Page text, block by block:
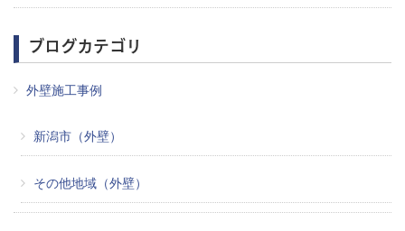
ブログカテゴリ
外壁施工事例
新潟市（外壁）
その他地域（外壁）